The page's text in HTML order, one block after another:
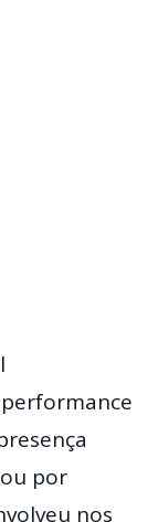
por
nos